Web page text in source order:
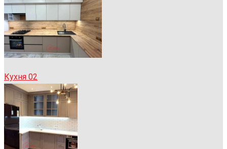
Кухня 02